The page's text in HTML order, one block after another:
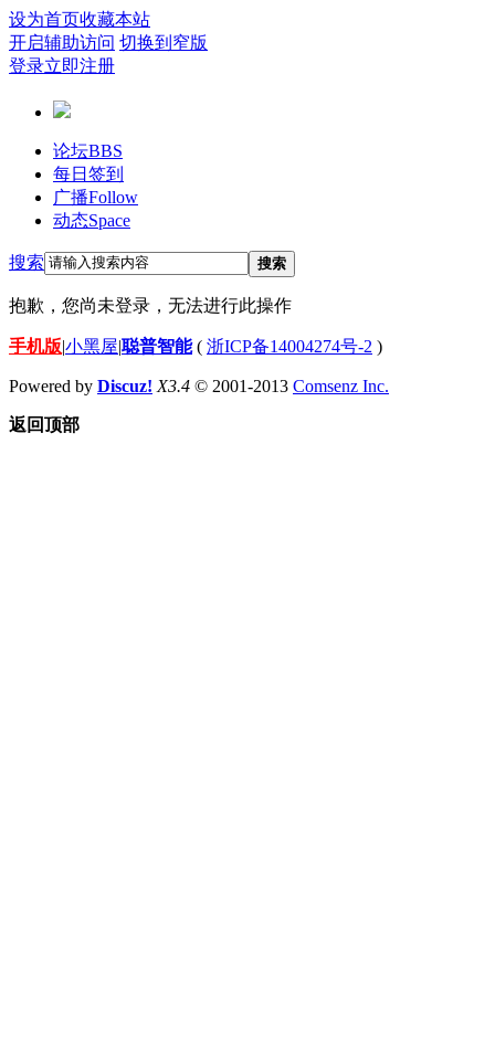
设为首页收藏本站
开启辅助访问 切换到窄版
登录立即注册
论坛BBS
每日签到
广播Follow
动态Space
搜索 搜索
抱歉，您尚未登录，无法进行此操作
手机版|小黑屋|聪普智能( 浙ICP备14004274号-2 )
Powered by Discuz! X3.4 © 2001-2013 Comsenz Inc.
返回顶部